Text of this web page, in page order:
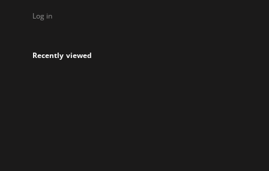
Log in
Recently viewed